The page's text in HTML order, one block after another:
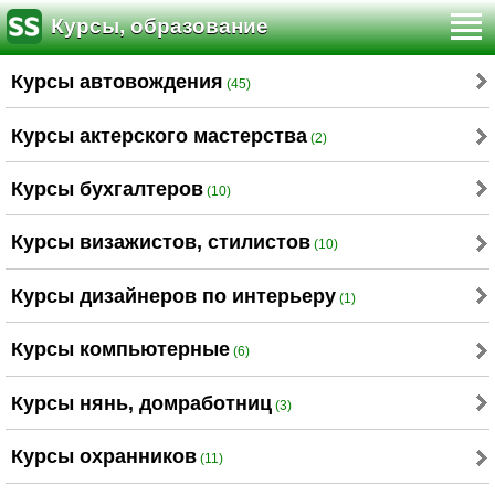
Курсы, образование
Курсы автовождения (45)
Курсы актерского мастерства (2)
Курсы бухгалтеров (10)
Курсы визажистов, стилистов (10)
Курсы дизайнеров по интерьеру (1)
Курсы компьютерные (6)
Курсы нянь, домработниц (3)
Курсы охранников (11)